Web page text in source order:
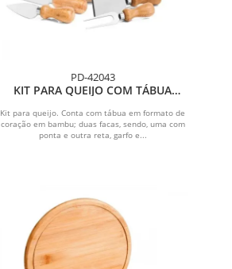
PD-42043
KIT PARA QUEIJO COM TÁBUA
Kit para queijo. Conta com tábua em formato de
coração em bambu; duas facas, sendo, uma com
ponta e outra reta, garfo e...